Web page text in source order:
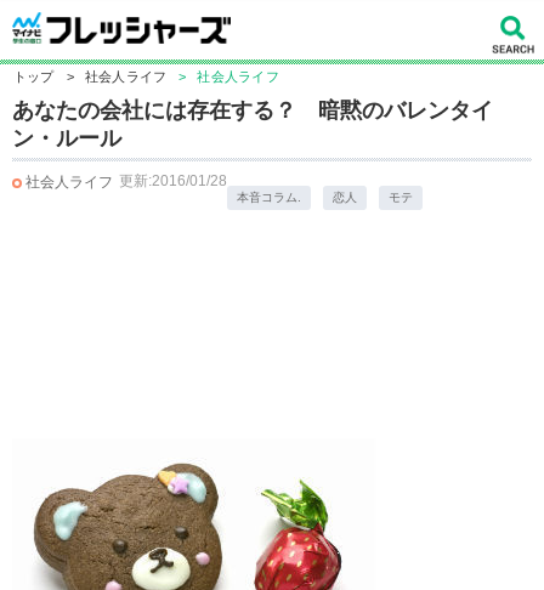
トップ > 社会人ライフ > 社会人ライフ
あなたの会社には存在する？ 暗黙のバレンタイ
ン・ルール
社会人ライフ 更新:2016/01/28
本音コラム. 恋人 モテ